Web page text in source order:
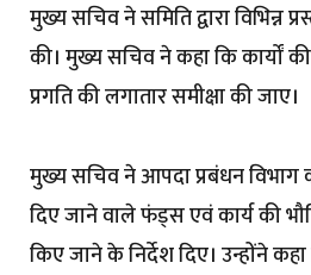
मुख्य सचिव ने समिति द्वारा विभिन्न
की। मुख्य सचिव ने कहा कि कार्यों
प्रगति की लगातार समीक्षा की जाए।
मुख्य सचिव ने आपदा प्रबंधन विभाग
दिए जाने वाले फंड्स एवं कार्य की
किए जाने के निर्देश दिए। उन्होंने